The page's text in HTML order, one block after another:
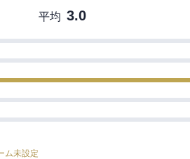
平均 3.0
ム未設定